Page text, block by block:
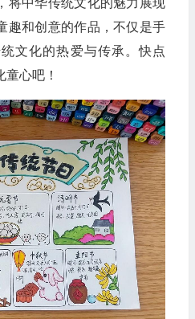
将中华传统文化的魅力展现
趣和创意的作品，不仅是手
文化的热爱与传承。快点
心吧！